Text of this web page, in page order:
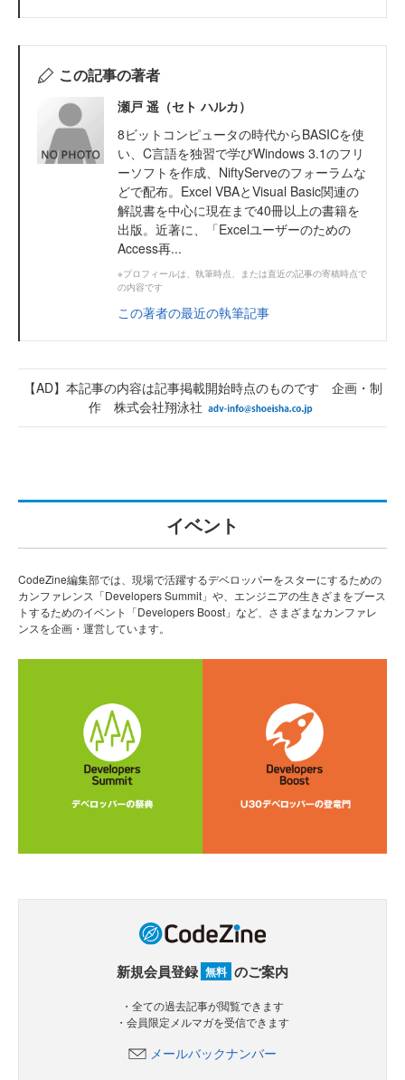
この記事の著者
瀬戸 遥（セト ハルカ）
8ビットコンピュータの時代からBASICを使
い、C言語を独習で学びWindows 3.1のフリ
ーソフトを作成、NiftyServeのフォーラムな
どで配布。Excel VBAとVisual Basic関連の
解説書を中心に現在まで40冊以上の書籍を
出版。近著に、「Excelユーザーのための
Access再...
※プロフィールは、執筆時点、または直近の記事の寄稿時点で
の内容です
この著者の最近の執筆記事
【AD】本記事の内容は記事掲載開始時点のものです 企画・制
作 株式会社翔泳社
イベント
CodeZine編集部では、現場で活躍するデベロッパーをスターにするための
カンファレンス「Developers Summit」や、エンジニアの生きざまをブース
トするためのイベント「Developers Boost」など、さまざまなカンファレ
ンスを企画・運営しています。
新規会員登録 無料 のご案内
・全ての過去記事が閲覧できます
・会員限定メルマガを受信できます
メールバックナンバー